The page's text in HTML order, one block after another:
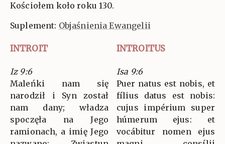
Kościołem koło roku 130.
Suplement: Objaśnienia Ewangelii
INTROIT INTROITUS
Iz 9:6
Maleńki nam się
narodził i Syn został
nam dany; władza
spoczęła na Jego
ramionach, a imię Jego
Isa 9:6
Puer natus est nobis, et
fílius datus est nobis:
cujus impérium super
húmerum ejus: et
vocábitur nomen ejus